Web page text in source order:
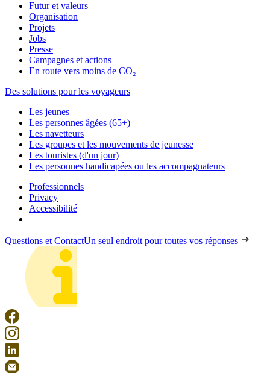
Futur et valeurs
Organisation
Projets
Jobs
Presse
Campagnes et actions
En route vers moins de CO₂
Des solutions pour les voyageurs
Les jeunes
Les personnes âgées (65+)
Les navetteurs
Les groupes et les mouvements de jeunesse
Les touristes (d'un jour)
Les personnes handicapées ou les accompagnateurs
Professionnels
Privacy
Accessibilité
Questions et ContactUn seul endroit pour toutes vos réponses